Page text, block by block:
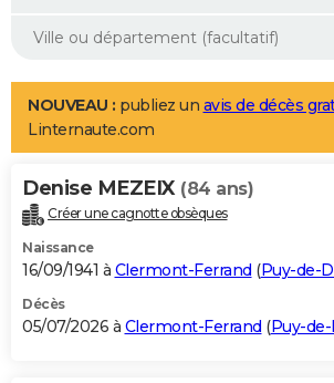
Mobiles
Meilleur smartphone
Internet
Ordinateurs
Jeux vidéo
Guide high-tech
Aménagement intérieur
LIFESTYLE
Art de vivre
Bien-être
Loisirs
Mode
Modes de vie
Alimentation
Guide de la santé
Maladies
Médicaments
Sommeil
VOYAGE
Destinations
City break
Voyage nature
Voyage de noces
Forum
Climat
+PHOTO
GUIDES D'ACHAT
BONS PLANS
NOUVEAU : publiez un avis de décès
Linternaute.com
Denise MEZEIX (84 ans)
Créer une cagnotte obsèques
Naissance
16/09/1941 à Clermont-Ferrand (Puy-de-
Décès
05/07/2026 à Clermont-Ferrand (Puy-